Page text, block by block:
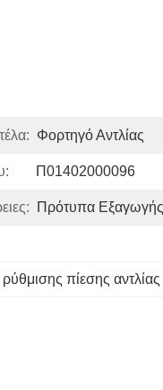
Φορτηγό Αντλίας
Π01402000096
Πρότυπα Εξαγωγής
ρύθμισης πίεσης